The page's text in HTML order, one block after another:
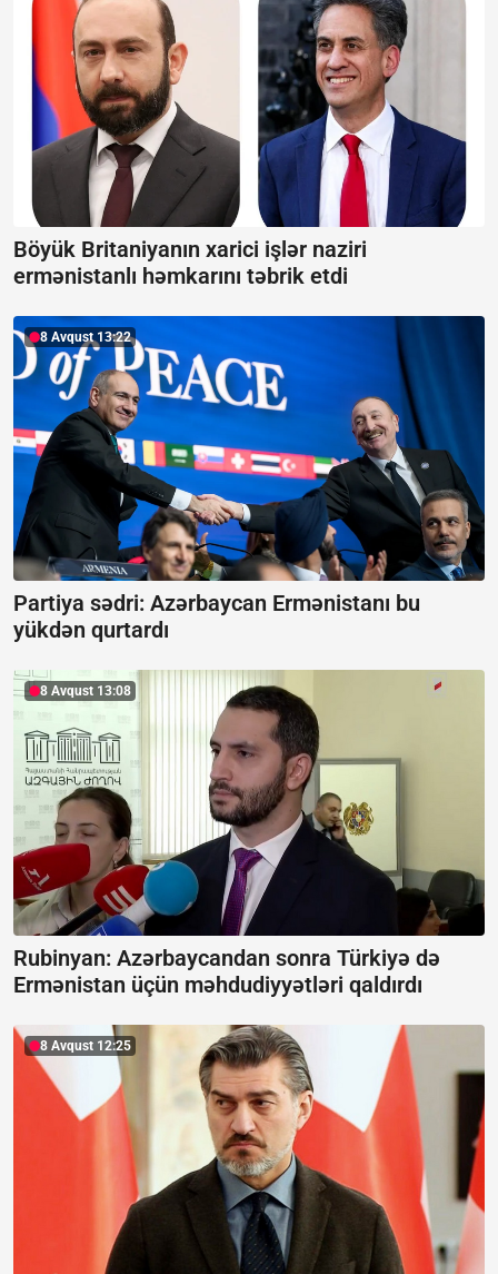
Böyük Britaniyanın xarici işlər naziri
ermənistanlı həmkarını təbrik etdi
8 Avqust 13:22
Partiya sədri: Azərbaycan Ermənistanı bu
yükdən qurtardı
8 Avqust 13:08
Rubinyan: Azərbaycandan sonra Türkiyə də
Ermənistan üçün məhdudiyyətləri qaldırdı
8 Avqust 12:25